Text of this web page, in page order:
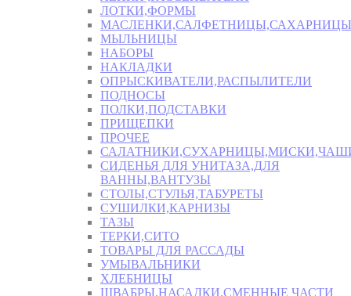
ЛОТКИ,ФОРМЫ
МАСЛЕНКИ,САЛФЕТНИЦЫ,САХАРНИЦЫ
МЫЛЬНИЦЫ
НАБОРЫ
НАКЛАДКИ
ОПРЫСКИВАТЕЛИ,РАСПЫЛИТЕЛИ
ПОДНОСЫ
ПОЛКИ,ПОДСТАВКИ
ПРИЩЕПКИ
ПРОЧЕЕ
СИДЕНЬЯ ДЛЯ УНИТАЗА,ДЛЯ
ВАННЫ,ВАНТУЗЫ
СТОЛЫ,СТУЛЬЯ,ТАБУРЕТЫ
СУШИЛКИ,КАРНИЗЫ
ТАЗЫ
ТЕРКИ,СИТО
ТОВАРЫ ДЛЯ РАССАДЫ
УМЫВАЛЬНИКИ
ХЛЕБНИЦЫ
ШВАБРЫ,НАСАДКИ,СМЕННЫЕ ЧАСТИ